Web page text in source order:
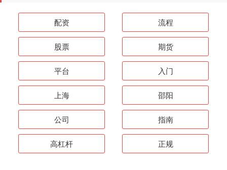
配资 流程
股票 期货
平台 入门
上海 邵阳
公司 指南
高杠杆 正规